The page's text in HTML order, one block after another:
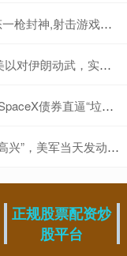
击游戏旗舰的新标杆!
际上是误判了！伊朗伊朗
级”，跌速之快让交易员惊讶
外长：美国封锁致古巴损失1787亿美元
正规股票配资炒
股平台